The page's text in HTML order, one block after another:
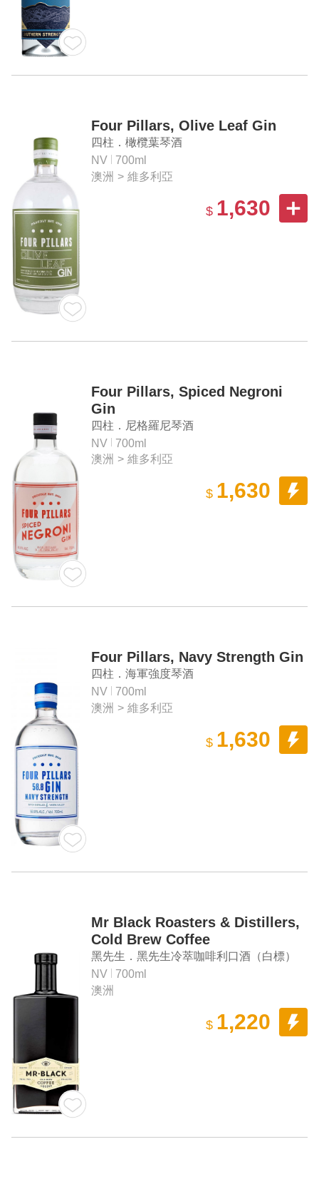
Four Pillars, Olive Leaf Gin
四柱．橄欖葉琴酒
NV
700ml
澳洲 > 維多利亞
$ 1,630
Four Pillars, Spiced Negroni
Gin
四柱．尼格羅尼琴酒
NV
700ml
澳洲 > 維多利亞
$ 1,630
Four Pillars, Navy Strength Gin
四柱．海軍強度琴酒
NV
700ml
澳洲 > 維多利亞
$ 1,630
Mr Black Roasters & Distillers,
Cold Brew Coffee
Liqueur（White Label）
黑先生．黑先生冷萃咖啡利口酒（白標）
NV
700ml
澳洲
$ 1,220